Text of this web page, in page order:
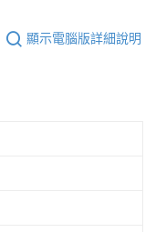
顯示電腦版詳細說明